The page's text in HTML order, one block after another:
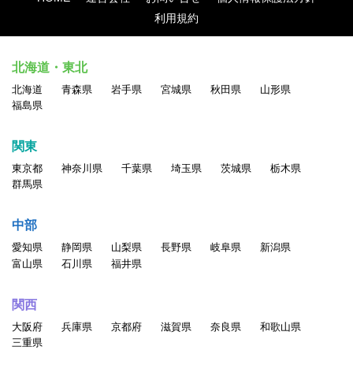
利用規約
北海道・東北
北海道 青森県 岩手県 宮城県 秋田県
山形県
福島県
関東
東京都 神奈川県 千葉県 埼玉県 茨城県
栃木県
群馬県
中部
愛知県 静岡県 山梨県 長野県 岐阜県
新潟県
富山県
石川県 福井県
関西
大阪府 兵庫県 京都府 滋賀県 奈良県
和歌山県
三重県